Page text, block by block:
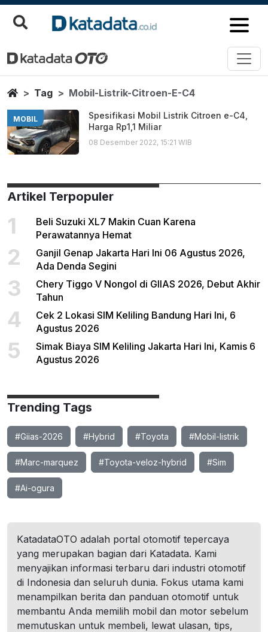
Mobil Listrik Citroen E C4
Berita Terbaru
HomeTag Mobil-Listrik-Citroen-E-C4
MOBIL
Spesifikasi Mobil Listrik Citroen e-C4,
Harga Rp1,1 Miliar
08 Desember 2022, 15:21 WIB
Artikel Terpopuler
1
Beli Suzuki XL7 Makin Cuan Karena
Perawatannya Hemat
2
Ganjil Genap Jakarta Hari Ini 06 Agustus 2026,
Ada Denda Segini
3
Chery Tiggo V Nongol di GIIAS 2026, Debut Akhir
Tahun
4
Cek 2 Lokasi SIM Keliling Bandung Hari Ini, 6
Agustus 2026
5
Simak Biaya SIM Keliling Jakarta Hari Ini, Kamis 6
Agustus 2026
Trending Tags
#Giias-2026 #Hybrid #Toyota #Mobil-listrik
#Marc-marquez #Toyota-veloz-hybrid #Sim
#Ai-ogura
KatadataOTO adalah portal otomotif tepercaya
yang merupakan bagian dari Katadata. Kami
menyajikan informasi terbaru dari industri otomotif
di Indonesia dan seluruh dunia. Fokus utama kami
menampilkan berita dan panduan otomotif untuk
membantu Anda memilih mobil dan motor sebelum
memutuskan untuk membeli, lewat ulasan, tips,